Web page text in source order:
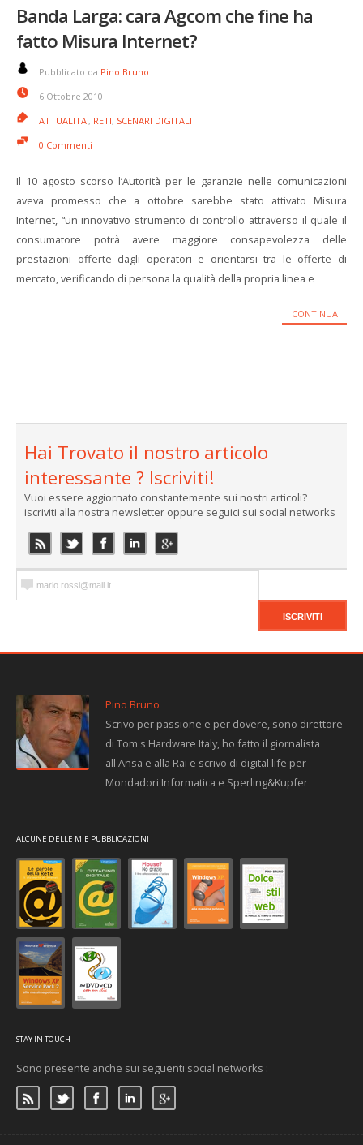
Banda Larga: cara Agcom che fine ha
fatto Misura Internet?
Pubblicato da Pino Bruno
6 Ottobre 2010
ATTUALITA', RETI, SCENARI DIGITALI
0 Commenti
Il 10 agosto scorso l’Autorità per le garanzie nelle comunicazioni
aveva promesso che a ottobre sarebbe stato attivato Misura
Internet, “un innovativo strumento di controllo attraverso il quale il
consumatore potrà avere maggiore consapevolezza delle
prestazioni offerte dagli operatori e orientarsi tra le offerte di
mercato, verificando di persona la qualità della propria linea e
CONTINUA
Hai Trovato il nostro articolo
interessante ? Iscriviti!
Vuoi essere aggiornato constantemente sui nostri articoli?
iscriviti alla nostra newsletter oppure seguici sui social networks
Pino Bruno
Scrivo per passione e per dovere, sono direttore
di Tom's Hardware Italy, ho fatto il giornalista
all'Ansa e alla Rai e scrivo di digital life per
Mondadori Informatica e Sperling&Kupfer
ALCUNE DELLE MIE PUBBLICAZIONI
STAY IN TOUCH
Sono presente anche sui seguenti social networks :